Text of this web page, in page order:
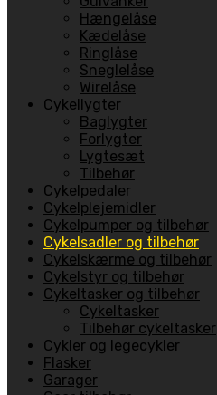
Hængelåse
Kædelåse
Ringlåse
Sneglelåse
Wirelåse
Cykellygter
Baglygter
Forlygter
Lygtesæt
Tilbehør
Cykelpedaler
Cykelplejemidler
Cykelpumper og tilbehør
Cykelsadler og tilbehør
Cykelskærme og tilbehør
Cykelstyr og tilbehør
Cykeltasker og tilbehør
Cykeltasker
Tilbehør cykeltasker
Cykler og legecykler
Flasker
Garager